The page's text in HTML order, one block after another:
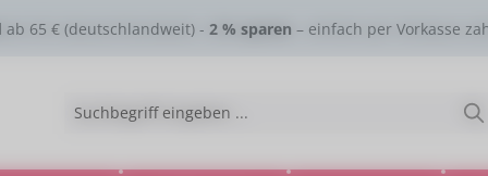
ab 65 € (deutschlandweit) - 2 % sparen – einfach per Vorkasse